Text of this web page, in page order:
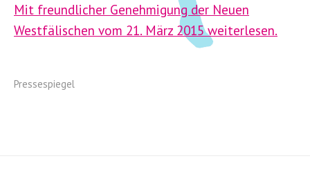
Mit freundlicher Genehmigung der Neuen
Westfälischen vom 21. März 2015 weiterlesen.
Pressespiegel